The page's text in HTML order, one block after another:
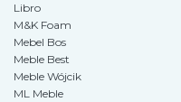
Libro
M&K Foam
Mebel Bos
Meble Best
Meble Wójcik
ML Meble